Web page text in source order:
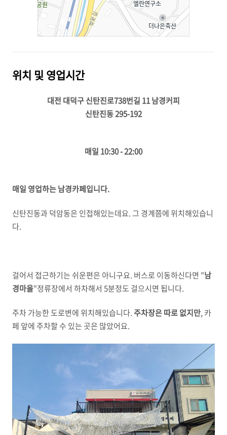
위치 및 영업시간
대전 대덕구 신탄진로738번길 11 남경커피
신탄진동 295-192
매일 10:30 - 22:00
매일 영업하는 남경카페입니다.
신탄진동과 덕암동은 인접해있는데요. 그 경계쯤에 위치해있습니
다.
걸어서 접근하기는 쉬운편은 아니구요. 버스로 이동하신다면 "남
경마을"정류장에서 하차해서 5분정도 걸으시면 됩니다.
주차 가능한 도로변에 위치해있습니다.주차장은 따로 없지만, 카
페 앞에 주차할 수 있는 곳은 많았어요.